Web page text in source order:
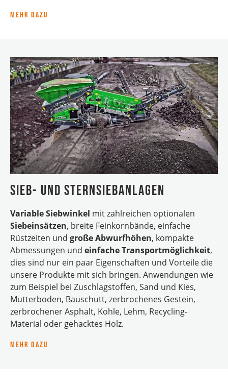
Mehr dazu
Sieb- und Sternsiebanlagen
Variable Siebwinkel mit zahlreichen optionalen
Siebeinsätzen, breite Feinkornbände, einfache
Rüstzeiten und große Abwurfhöhen, kompakte
Abmessungen und einfache Transportmöglichkeit,
dies sind nur ein paar Eigenschaften und Vorteile die
unsere Produkte mit sich bringen. Anwendungen wie
zum Beispiel bei Zuschlagstoffen, Sand und Kies,
Mutterboden, Bauschutt, zerbrochenes Gestein,
zerbrochener Asphalt, Kohle, Lehm, Recycling-
Material oder gehacktes Holz.
Mehr dazu